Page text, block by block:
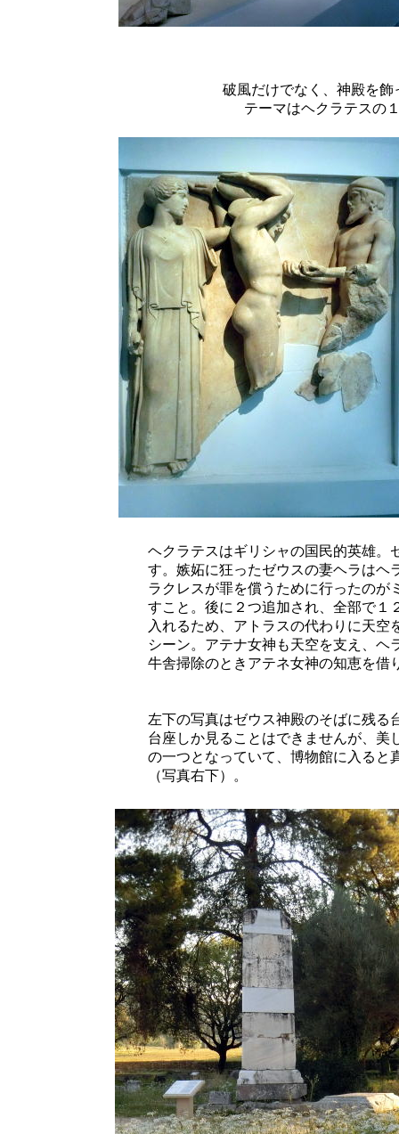
破風だけでなく、神殿を
テーマはヘクラテスの
ヘクラテスはギリシャの国民的英雄。
す。嫉妬に狂ったゼウスの妻ヘラはヘ
ラクレスが罪を償うために行ったのが
すこと。後に２つ追加され、全部で１
入れるため、アトラスの代わりに天
シーン。アテナ女神も天空を支え、
牛舎掃除のときアテネ女神の知恵を借
左下の写真はゼウス神殿のそばに残る
台座しか見ることはできませんが、美
の一つとなっていて、博物館に入ると
（写真右下）。